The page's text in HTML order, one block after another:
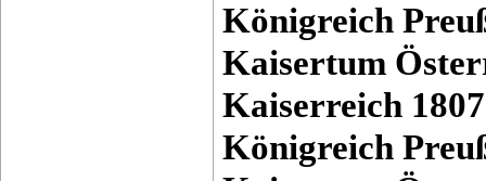
Königreich
Kaisertum
Kaiserreich 1807
Königreich